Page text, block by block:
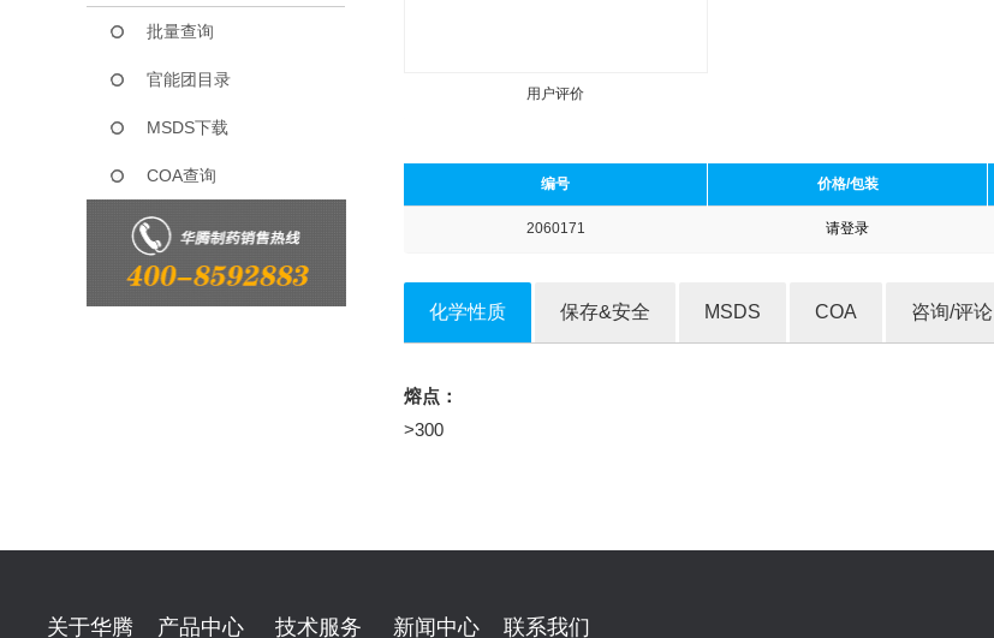
批量查询
官能团目录
MSDS下载
COA查询
用户评价
编号 价格/包装
2060171 请登录
化学性质 保存&安全 MSDS COA 咨询/评论
熔点：
>300
关于华腾 产品中心 技术服务 新闻中心 联系我们